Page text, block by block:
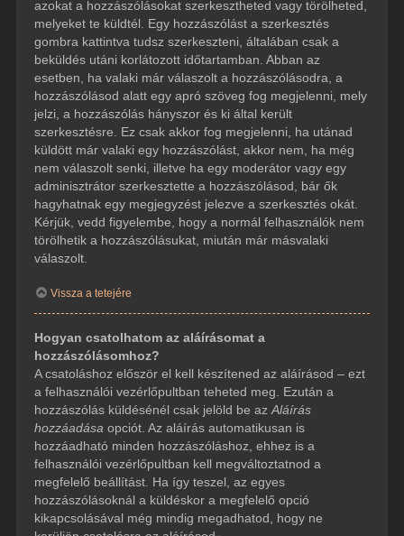
azokat a hozzászólásokat szerkesztheted vagy törölheted,
melyeket te küldtél. Egy hozzászólást a szerkesztés
gombra kattintva tudsz szerkeszteni, általában csak a
beküldés utáni korlátozott időtartamban. Abban az
esetben, ha valaki már válaszolt a hozzászólásodra, a
hozzászólásod alatt egy apró szöveg fog megjelenni, mely
jelzi, a hozzászólás hányszor és ki által került
szerkesztésre. Ez csak akkor fog megjelenni, ha utánad
küldött már valaki egy hozzászólást, akkor nem, ha még
nem válaszolt senki, illetve ha egy moderátor vagy egy
adminisztrátor szerkesztette a hozzászólásod, bár ők
hagyhatnak egy megjegyzést jelezve a szerkesztés okát.
Kérjük, vedd figyelembe, hogy a normál felhasználók nem
törölhetik a hozzászólásukat, miután már másvalaki
válaszolt.
Vissza a tetejére
Hogyan csatolhatom az aláírásomat a
hozzászólásomhoz?
A csatoláshoz először el kell készítened az aláírásod – ezt
a felhasználói vezérlőpultban teheted meg. Ezután a
hozzászólás küldésénél csak jelöld be az Aláírás
hozzáadása opciót. Az aláírás automatikusan is
hozzáadható minden hozzászóláshoz, ehhez is a
felhasználói vezérlőpultban kell megváltoztatnod a
megfelelő beállítást. Ha így teszel, az egyes
hozzászólásoknál a küldéskor a megfelelő opció
kikapcsolásával még mindig megadhatod, hogy ne